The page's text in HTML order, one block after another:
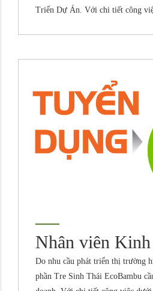
Triển Dự Án. Với chi tiết công
Nhân viên
Do nhu cầu phát triển thị trường
phần Tre Sinh Thái EcoBambu